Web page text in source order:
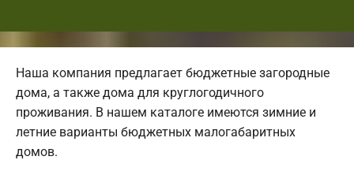
Наша компания предлагает бюджетные загородные
дома, а также дома для круглогодичного
проживания. В нашем каталоге имеются зимние и
летние варианты бюджетных малогабаритных
домов.